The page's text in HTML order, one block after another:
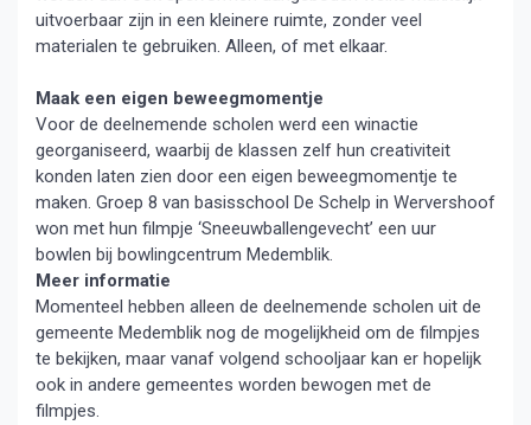
uitvoerbaar zijn in een kleinere ruimte, zonder veel
materialen te gebruiken. Alleen, of met elkaar.
Maak een eigen beweegmomentje
Voor de deelnemende scholen werd een winactie
georganiseerd, waarbij de klassen zelf hun creativiteit
konden laten zien door een eigen beweegmomentje te
maken. Groep 8 van basisschool De Schelp in Wervershoof
won met hun filmpje ‘Sneeuwballengevecht’ een uur
bowlen bij bowlingcentrum Medemblik.
Meer informatie
Momenteel hebben alleen de deelnemende scholen uit de
gemeente Medemblik nog de mogelijkheid om de filmpjes
te bekijken, maar vanaf volgend schooljaar kan er hopelijk
ook in andere gemeentes worden bewogen met de
filmpjes.